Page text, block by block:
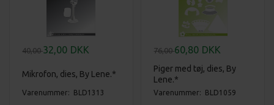
40,0032,00 DKK
Mikrofon, dies, By Lene.*
Varenummer: BLD1313
76,0060,80 DKK
Piger med tøj, dies, By
Lene.*
Varenummer: BLD1059